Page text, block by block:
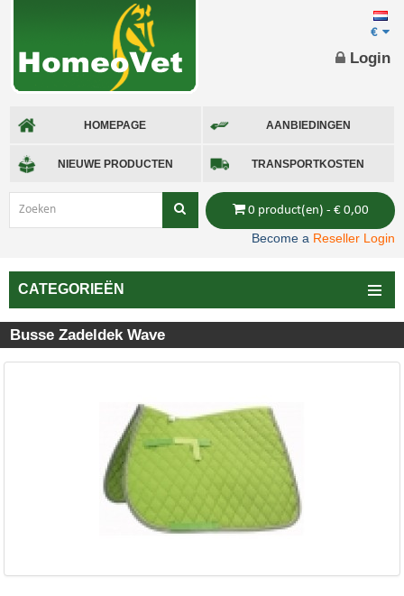
HOMEPAGE AANBIEDINGEN
NIEUWE PRODUCTEN TRANSPORTKOSTEN
€
0 product(en) - € 0,00
Login
Become a Reseller Login
CATEGORIEËN
Busse Zadeldek Wave